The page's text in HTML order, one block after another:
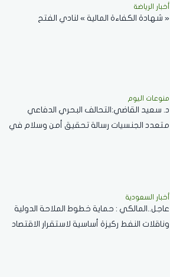
أخبار الرياضة
« شهادة الكفاءة المالية » لنادي الفتح
منوعات اليوم
د. سعيد القاضي:التحالف البحري الدفاعي
متعدد الجنسيات رسالة تحقيق أمن وسلام في
أخبار السعودية
عاجل..المالكي : حماية خطوط الملاحة الدولية
وناقلات النفط ركيزة أساسية لاستقرار الاقتصاد